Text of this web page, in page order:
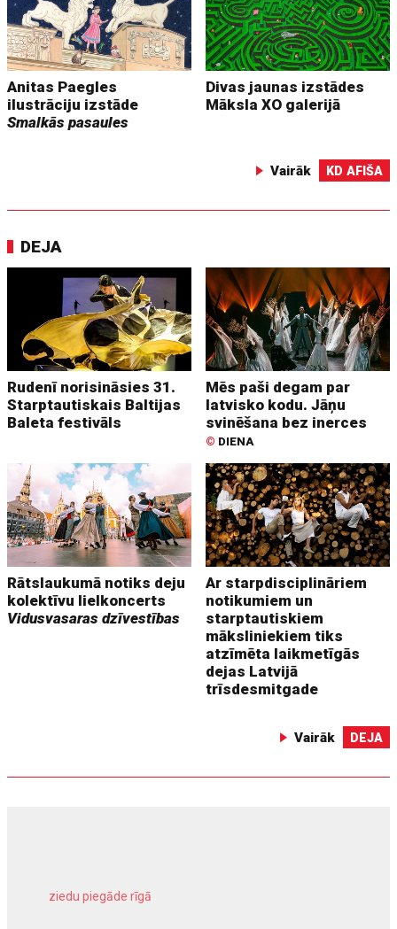
Anitas Paegles
ilustrāciju izstāde
Smalkās pasaules
Divas jaunas izstādes
Māksla XO galerijā
Vairāk KD AFIŠA
DEJA
Rudenī norisināsies 31.
Starptautiskais Baltijas
Baleta festivāls
Mēs paši degam par
latvisko kodu. Jāņu
svinēšana bez inerces
© DIENA
Rātslaukumā notiks deju
kolektīvu lielkoncerts
Vidusvasaras dzīvestības
Ar starpdisciplināriem
notikumiem un
starptautiskiem
māksliniekiem tiks
atzīmēta laikmetīgās
dejas Latvijā
trīsdesmitgade
Vairāk DEJA
ziedu piegāde rīgā